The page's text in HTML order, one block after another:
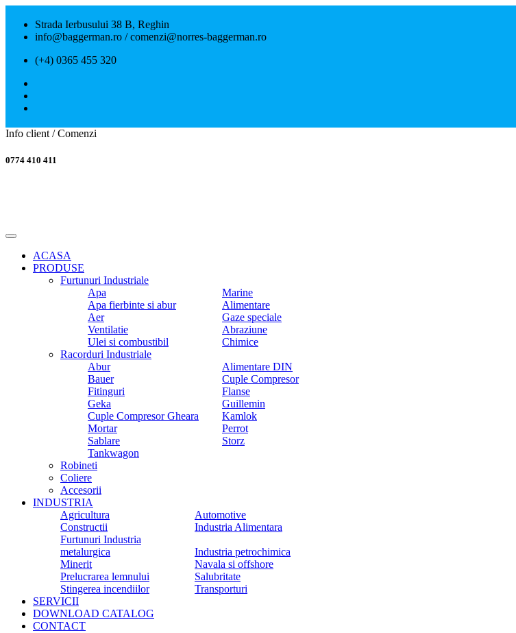
Strada Ierbusului 38 B, Reghin
info@baggerman.ro / comenzi@norres-baggerman.ro
(+4) 0365 455 320
Info client / Comenzi
0774 410 411
ACASA
PRODUSE
Furtunuri Industriale
Apa
Marine
Apa fierbinte si abur
Alimentare
Aer
Gaze speciale
Ventilatie
Abraziune
Ulei si combustibil
Chimice
Racorduri Industriale
Abur
Alimentare DIN
Bauer
Cuple Compresor
Fitinguri
Flanse
Geka
Guillemin
Cuple Compresor Gheara
Kamlok
Mortar
Perrot
Sablare
Storz
Tankwagon
Robineti
Coliere
Accesorii
INDUSTRIA
Agricultura
Automotive
Constructii
Industria Alimentara
Furtunuri Industria
metalurgica
Industria petrochimica
Minerit
Navala si offshore
Prelucrarea lemnului
Salubritate
Stingerea incendiilor
Transporturi
SERVICII
DOWNLOAD CATALOG
CONTACT